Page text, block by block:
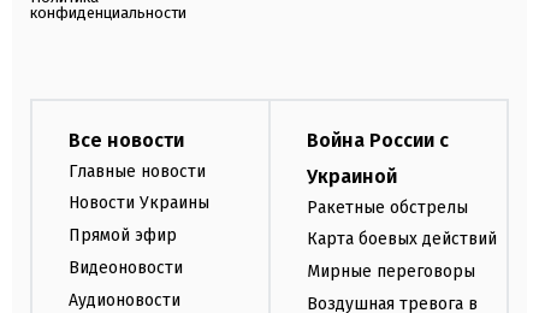
конфиденциальности
Все новости
Главные новости
Новости Украины
Прямой эфир
Видеоновости
Аудионовости
Война России с
Украиной
Ракетные обстрелы
Карта боевых действий
Мирные переговоры
Воздушная тревога в